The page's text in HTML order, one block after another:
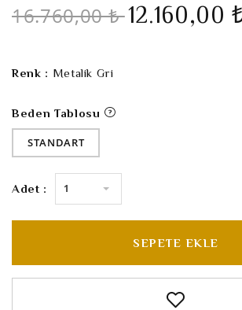
16.760,00 ₺12.160,00
Renk : Metalik Gri
Beden Tablosu
STANDART
Adet : 1
SEPETE EKLE